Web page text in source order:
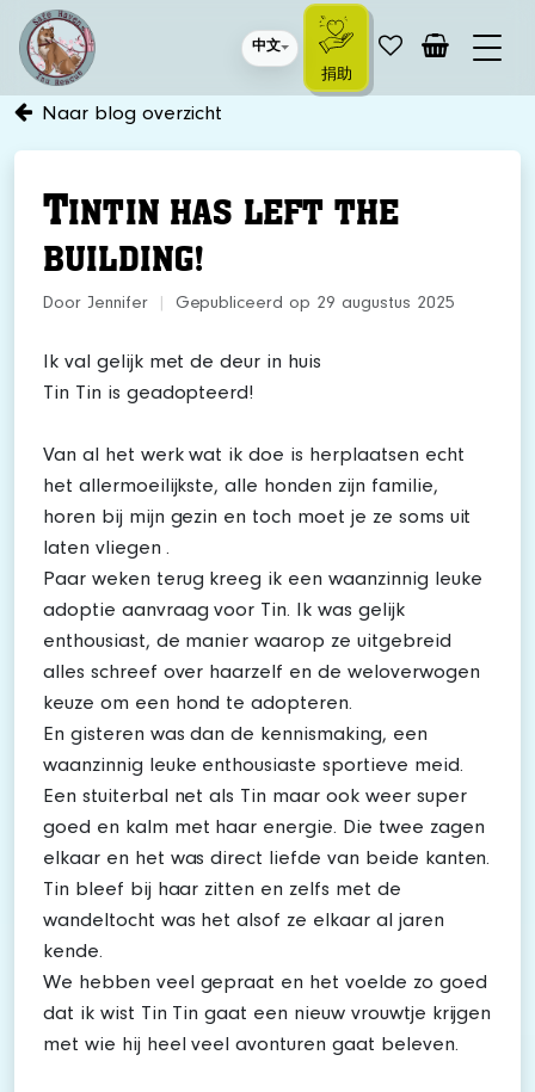
中文
捐助
Naar blog overzicht
TINTIN HAS LEFT THE
BUILDING!
Door Jennifer Gepubliceerd op 29 augustus 2025
Ik val gelijk met de deur in huis
Tin Tin is geadopteerd!
Van al het werk wat ik doe is herplaatsen echt
het allermoeilijkste, alle honden zijn familie,
horen bij mijn gezin en toch moet je ze soms uit
laten vliegen .
Paar weken terug kreeg ik een waanzinnig leuke
adoptie aanvraag voor Tin. Ik was gelijk
enthousiast, de manier waarop ze uitgebreid
alles schreef over haarzelf en de weloverwogen
keuze om een hond te adopteren.
En gisteren was dan de kennismaking, een
waanzinnig leuke enthousiaste sportieve meid.
Een stuiterbal net als Tin maar ook weer super
goed en kalm met haar energie. Die twee zagen
elkaar en het was direct liefde van beide kanten.
Tin bleef bij haar zitten en zelfs met de
wandeltocht was het alsof ze elkaar al jaren
kende.
We hebben veel gepraat en het voelde zo goed
dat ik wist Tin Tin gaat een nieuw vrouwtje krijgen
met wie hij heel veel avonturen gaat beleven.